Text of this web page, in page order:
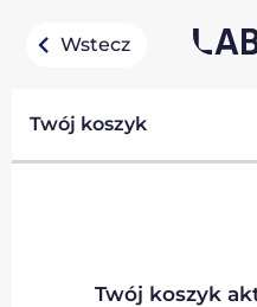
Wstecz
Twój koszyk
Twój koszyk